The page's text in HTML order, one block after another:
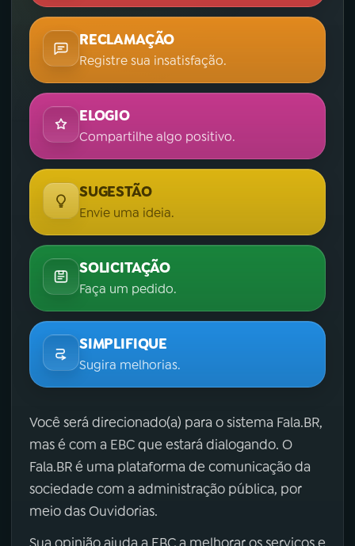
RECLAMAÇÃO
Registre sua insatisfação.
ELOGIO
Compartilhe algo positivo.
SUGESTÃO
Envie uma ideia.
SOLICITAÇÃO
Faça um pedido.
SIMPLIFIQUE
Sugira melhorias.
Você será direcionado(a) para o sistema Fala.BR,
mas é com a EBC que estará dialogando. O
Fala.BR é uma plataforma de comunicação da
sociedade com a administração pública, por
meio das Ouvidorias.